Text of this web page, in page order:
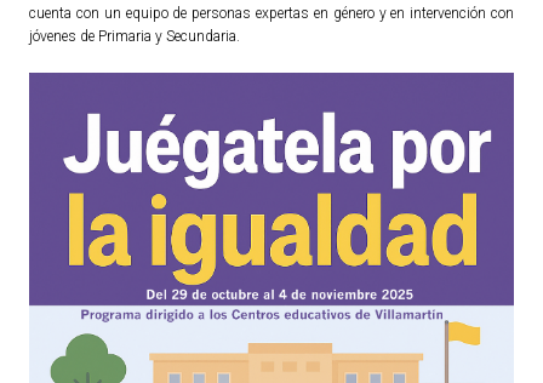
Qué ver
Dónde comer
Artesanía
Entorno
Callejero
cuenta con un equipo de personas expertas en género y en intervención con
jóvenes de Primaria y Secundaria.